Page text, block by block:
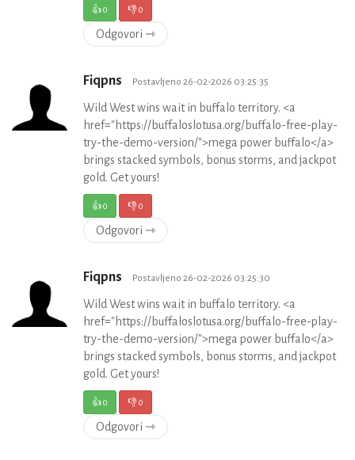
👍0 👎0
Odgovori ⇾
Fiqpns Postavljeno 26-02-2026 03:25:35
Wild West wins wait in buffalo territory. <a
href="https://buffaloslotusa.org/buffalo-free-play-
try-the-demo-version/">mega power buffalo</a>
brings stacked symbols, bonus storms, and jackpot
gold. Get yours!
👍0 👎0
Odgovori ⇾
Fiqpns Postavljeno 26-02-2026 03:25:30
Wild West wins wait in buffalo territory. <a
href="https://buffaloslotusa.org/buffalo-free-play-
try-the-demo-version/">mega power buffalo</a>
brings stacked symbols, bonus storms, and jackpot
gold. Get yours!
👍0 👎0
Odgovori ⇾